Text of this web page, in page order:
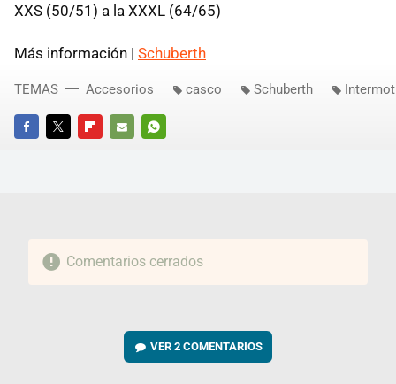
XXS (50/51) a la XXXL (64/65)
Más información | Schuberth
FACEBOOKTWITTERFLIPBOARD
E-
WHATSAPP
TEMAS Accesorios casco Schuberth
Comentarios cerrados
VER2 COMENTARIOS